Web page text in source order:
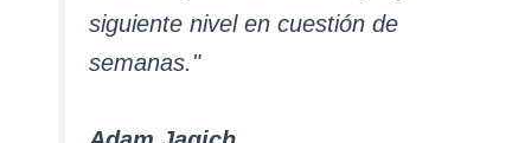
siguiente nivel en cuestión de
semanas."